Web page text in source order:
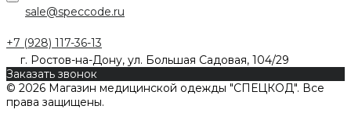
sale@speccode.ru
+7 (928) 117-36-13
г. Ростов-на-Дону, ул. Большая Садовая, 104/29
Заказать звонок
© 2026 Магазин медицинской одежды "СПЕЦКОД". Все
права защищены.